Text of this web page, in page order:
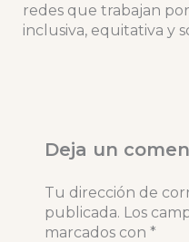
redes que trabajan
inclusiva, equitativa y
Deja un
Tu dirección de
publicada. Los
marcados con *